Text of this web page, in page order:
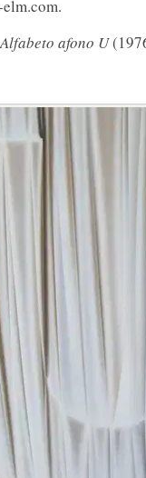
Alfabeto afono U